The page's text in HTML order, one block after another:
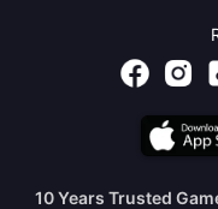
10 Years Trusted